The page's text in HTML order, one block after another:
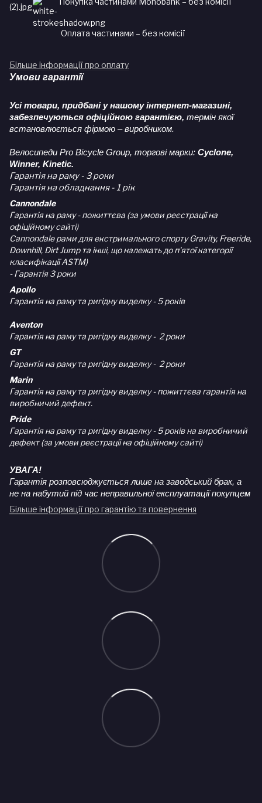
Оплата частинами – без комісії
Більше інформації про оплату
Умови гарантії
Усі товари, придбані у нашому інтернет-магазині,
забезпечуються офіційною гарантією, термін якої
встановлюється фірмою – виробником.
Велосипеди Pro Bicycle Group, торгові марки: Cyclone,
Winner, Kinetic.
Гарантія на раму - 3 роки
Гарантія на обладнання - 1 рік
Cannondale
Гарантія на раму - пожиттєва (за умови реєстрації на
офіційному сайті)
Cannondale рами для екстримального спорту Gravity, Freeride,
Downhill, Dirt Jump та інші, що належать до п'ятої категорії
класифікації ASTM)
- Гарантія 3 роки
Apollo
Гарантія на раму та ригідну виделку - 5 років
Aventon
Гарантія на раму та ригідну виделку - 2 роки
GT
Гарантія на раму та ригідну виделку - 2 роки
Marin
Гарантія на раму та ригідну виделку - пожиттєва гарантія на
виробничий дефект.
Pride
Гарантія на раму та ригідну виделку - 5 років на виробничий
дефект (за умови реєстрації на офіційному сайті)
УВАГА!
Гарантія розповсюджується лише на заводський брак, а
не на набутий під час неправильної експлуатації покупцем
Більше інформації про гарантію та повернення